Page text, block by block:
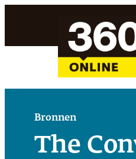
Bronnen
The